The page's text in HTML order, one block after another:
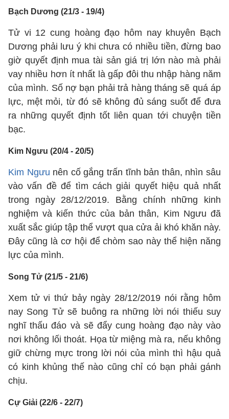
Bạch Dương (21/3 - 19/4)
Tử vi 12 cung hoàng đạo hôm nay khuyên Bạch
Dương phải lưu ý khi chưa có nhiều tiền, đừng bao
giờ quyết định mua tài sản giá trị lớn nào mà phải
vay nhiều hơn ít nhất là gấp đôi thu nhập hàng năm
của mình. Số nợ bạn phải trả hàng tháng sẽ quá áp
lực, mệt mỏi, từ đó sẽ không đủ sáng suốt để đưa
ra những quyết định tốt liên quan tới chuyện tiền
bạc.
Kim Ngưu (20/4 - 20/5)
Kim Ngưu nên cố gắng trấn tĩnh bản thân, nhìn sâu
vào vấn đề để tìm cách giải quyết hiệu quả nhất
trong ngày 28/12/2019. Bằng chính những kinh
nghiệm và kiến thức của bản thân, Kim Ngưu đã
xuất sắc giúp tập thể vượt qua cửa ải khó khăn này.
Đây cũng là cơ hội để chòm sao này thể hiện năng
lực của mình.
Song Tử (21/5 - 21/6)
Xem tử vi thứ bảy ngày 28/12/2019 nói rằng hôm
nay Song Tử sẽ buông ra những lời nói thiếu suy
nghĩ thấu đáo và sẽ đẩy cung hoàng đạo này vào
nơi không lối thoát. Họa từ miệng mà ra, nếu không
giữ chừng mực trong lời nói của mình thì hậu quả
có kinh khủng thế nào cũng chỉ có bạn phải gánh
chịu.
Cự Giải (22/6 - 22/7)